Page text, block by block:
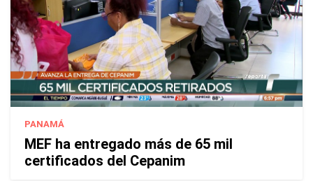
PANAMÁ
MEF ha entregado más de 65 mil
certificados del Cepanim